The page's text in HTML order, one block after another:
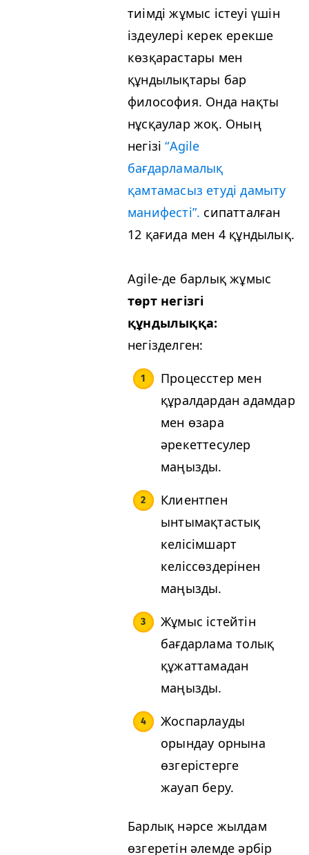
тиімді жұмыс істеуі үшін
іздеулері керек ерекше
көзқарастары мен
құндылықтары бар
философия. Онда нақты
нұсқаулар жоқ. Оның
негізі“Agile
бағдарламалық
қамтамасыз етуді дамыту
манифесті”. сипатталған
12 қағида мен 4 құндылық.
Agile-де барлық жұмыс
төрт негізгі
құндылыққа:
негізделген:
Процесстер мен
құралдардан адамдар
мен өзара
әрекеттесулер
маңызды.
Клиентпен
ынтымақтастық
келісімшарт
келіссөздерінен
маңызды.
Жұмыс істейтін
бағдарлама толық
құжаттамадан
маңызды.
Жоспарлауды
орындау орнына
өзгерістерге
жауап беру.
Барлық нәрсе жылдам
өзгеретін әлемде әрбір